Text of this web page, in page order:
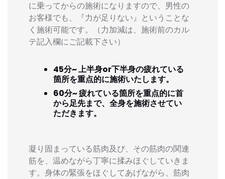
に乗ってからの施術になりますので、男性の
お客様でも、『力が足りない』ということな
く施術可能です。（力加減は、施術前のカル
テ記入欄にご記載下さい）
45分~ 上半身or下半身の疲れている
箇所を重点的に施術いたします。
60分~ 疲れている箇所を重点的に首
から足先まで、全身を施術させてい
ただきます。
凝り固まっている筋肉及び、その筋肉の関連
筋を、温めながら丁寧に揉みほぐしていきま
す。身体の緊張をほぐしてあげながら、筋肉